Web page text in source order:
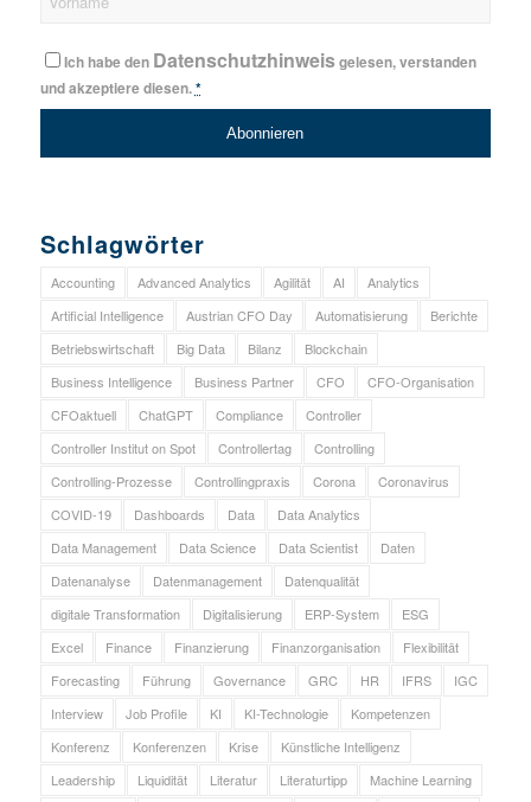
Ich habe den Datenschutzhinweisgelesen, verstanden
und akzeptiere diesen.*
Schlagwörter
Accounting Advanced Analytics Agilität AI
Analytics
Artificial Intelligence
Austrian CFO Day Automatisierung
Berichte
Betriebswirtschaft
Big Data Bilanz
Blockchain
Business Intelligence
Business Partner CFO
CFO-Organisation
CFOaktuell
ChatGPT Compliance
Controller
Controller Institut on Spot
Controllertag
Controlling
Controlling-Prozesse
Controllingpraxis Corona
Coronavirus
COVID-19
Dashboards Data
Data Analytics
Data Management
Data Science Data Scientist
Daten
Datenanalyse
Datenmanagement
Datenqualität
digitale Transformation
Digitalisierung ERP-System
ESG
Excel
Finance Finanzierung Finanzorganisation
Flexibilität
Forecasting
Führung Governance GRC HR IFRS
IGC
Interview
Job Profile KI KI-Technologie
Kompetenzen
Konferenz
Konferenzen Krise
Künstliche Intelligenz
Leadership
Liquidität Literatur Literaturtipp
Machine Learning